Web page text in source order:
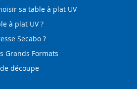
sa table à plat UV
à plat UV ?
Secabo ?
Grands Formats
découpe